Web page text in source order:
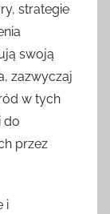
strategie
swoją
zazwyczaj
w tych
do
przez
i